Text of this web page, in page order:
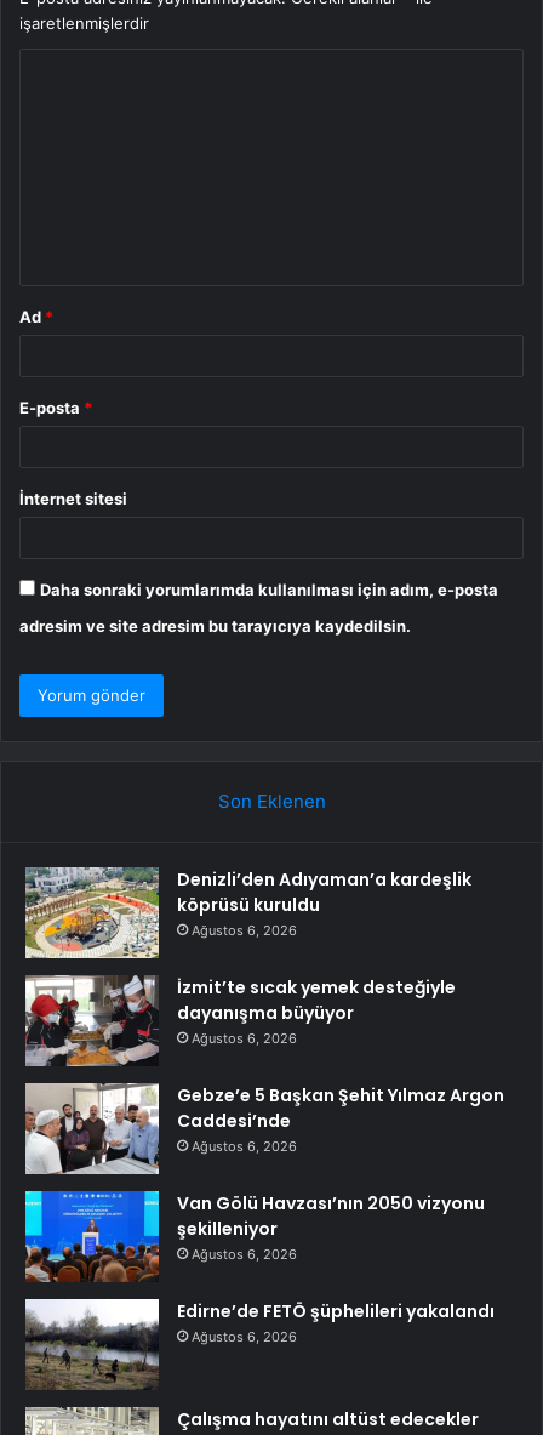
işaretlenmişlerdir
Ad *
E-posta *
İnternet sitesi
Daha sonraki yorumlarımda kullanılması için adım, e-posta
adresim ve site adresim bu tarayıcıya kaydedilsin.
Son Eklenen
Denizli’den Adıyaman’a kardeşlik
köprüsü kuruldu
Ağustos 6, 2026
İzmit’te sıcak yemek desteğiyle
dayanışma büyüyor
Ağustos 6, 2026
Gebze’e 5 Başkan Şehit Yılmaz Argon
Caddesi’nde
Ağustos 6, 2026
Van Gölü Havzası’nın 2050 vizyonu
şekilleniyor
Ağustos 6, 2026
Edirne’de FETÖ şüphelileri yakalandı
Ağustos 6, 2026
Çalışma hayatını altüst edecekler